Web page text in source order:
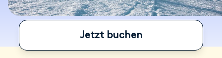
Jetzt buchen